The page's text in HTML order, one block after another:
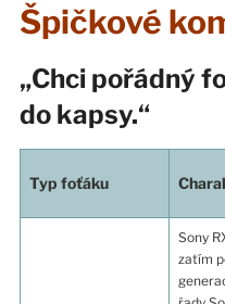
Špičkové
„Chci pořádný
do kapsy.“
Typ foťáku
Sony
zatím